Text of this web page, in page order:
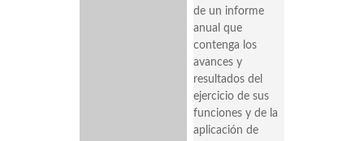
de un informe
anual que
contenga los
avances y
resultados del
ejercicio de sus
funciones y de la
aplicación de